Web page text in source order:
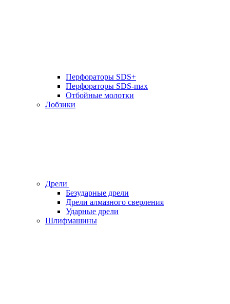
Перфораторы SDS+
Перфораторы SDS-max
Отбойные молотки
Лобзики
Дрели
Безударные дрели
Дрели алмазного сверления
Ударные дрели
Шлифмашины